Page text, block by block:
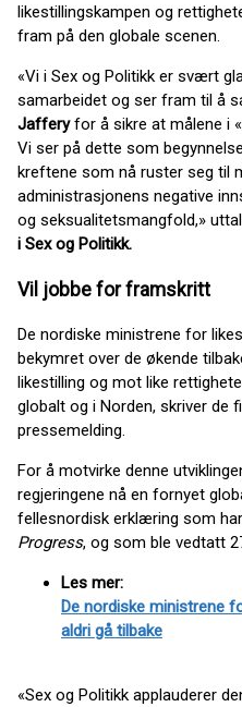
likestillingskampen og
fram på den globale scenen.
«Vi i Sex og Politikk er svært
samarbeidet og ser fram til å
Jafferyfor å sikre at målene i
Vi ser på dette som
kreftene som nå ruster seg til
administrasjonens negative
og seksualitetsmangfold,»
i Sex og Politikk.
Vil jobbe for framskritt
De nordiske ministrene for
bekymret over de økende
likestilling og mot like
globalt og i Norden, skriver de
pressemelding.
For å motvirke denne
regjeringene nå en fornyet
fellesnordisk erklæring som
Progress, og som ble vedtatt
Les mer:
De nordiske ministrene
aldri gå tilbake
«Sex og Politikk applauderer